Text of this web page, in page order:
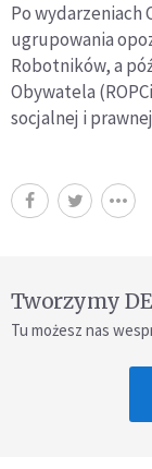
Po wydarzeniach
ugrupowania
Robotników, a
Obywatela
socjalnej i
Tworzymy
Tu możesz nas